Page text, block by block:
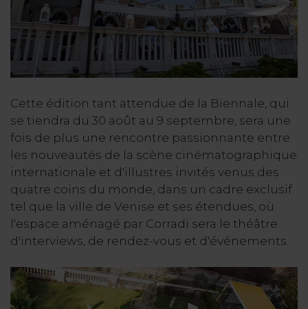
Cette édition tant attendue de la Biennale, qui
se tiendra du 30 août au 9 septembre, sera une
fois de plus une rencontre passionnante entre
les nouveautés de la scène cinématographique
internationale et d'illustres invités venus des
quatre coins du monde, dans un cadre exclusif
tel que la ville de Venise et ses étendues, où
l'espace aménagé par Corradi sera le théâtre
d'interviews, de rendez-vous et d'événements.